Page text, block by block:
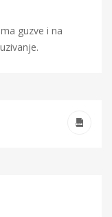
guzve i na